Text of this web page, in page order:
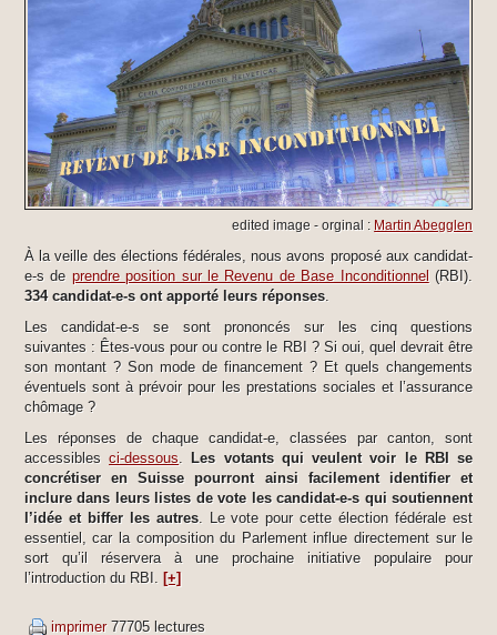
edited image - orginal : Martin Abegglen
À la veille des élections fédérales, nous avons proposé aux candidat-
e-s de prendre position sur le Revenu de Base Inconditionnel(RBI).
334 candidat-e-s ont apporté leurs réponses.
Les candidat-e-s se sont prononcés sur les cinq questions
suivantes : Êtes-vous pour ou contre le RBI ? Si oui, quel devrait être
son montant ? Son mode de financement ? Et quels changements
éventuels sont à prévoir pour les prestations sociales et l’assurance
chômage ?
Les réponses de chaque candidat-e, classées par canton, sont
accessiblesci-dessous .Les votants qui veulent voir le RBI se
concrétiser en Suisse pourront ainsi facilement identifier et
inclure dans leurs listes de vote les candidat-e-s qui soutiennent
l’idée et biffer les autres. Le vote pour cette élection fédérale est
essentiel, car la composition du Parlement influe directement sur le
sort qu’il réservera à une prochaine initiative populaire pour
l’introduction du RBI. [+]
imprimer 77705 lectures